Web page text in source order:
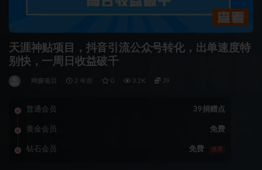
天涯神贴项目，抖音引流公众号转化，出单速度特
别快，一周日收益破千
网赚项目 2 年前 0 3.2K 39
普通会员 39捐赠点
黄金会员 免费
钻石会员 免费 推荐